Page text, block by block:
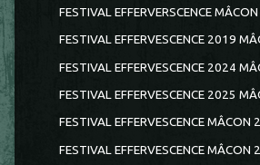
FESTIVAL EFFERVERSCENCE
FESTIVAL EFFERVESCENCE 2019
FESTIVAL EFFERVESCENCE 2024
FESTIVAL EFFERVESCENCE 2025
FESTIVAL EFFERVESCENCE MÂCON
FESTIVAL EFFERVESCENCE MÂCON